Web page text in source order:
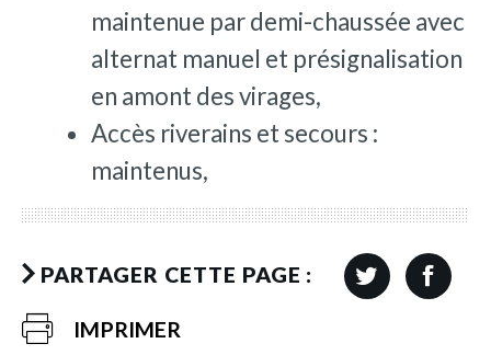
maintenue par demi-chaussée avec
alternat manuel et présignalisation
en amont des virages,
Accès riverains et secours :
maintenus,
PARTAGER CETTE PAGE :
IMPRIMER